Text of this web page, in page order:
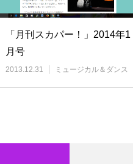
「月刊スカパー！」2014年1
月号
2013.12.31 ミュージカル＆ダンス